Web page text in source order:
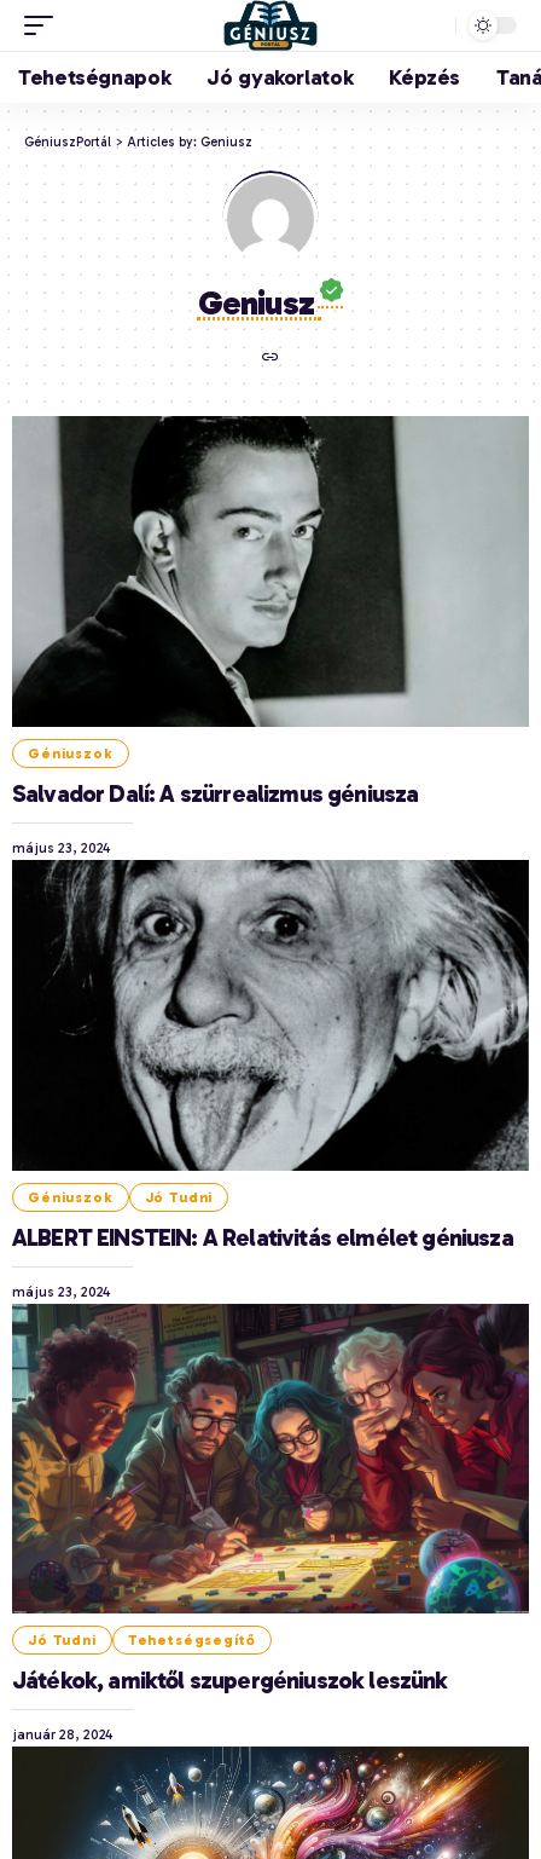
Tehetségnapok Jó gyakorlatok Képzés
GéniuszPortál > Articles by: Geniusz
Geniusz
Géniuszok
Salvador Dalí: A szürrealizmus géniusza
május 23, 2024
Géniuszok Jó Tudni
ALBERT EINSTEIN: A Relativitás elmélet géniusza
május 23, 2024
Jó Tudni Tehetségsegítő
Játékok, amiktől szupergéniuszok leszünk
január 28, 2024